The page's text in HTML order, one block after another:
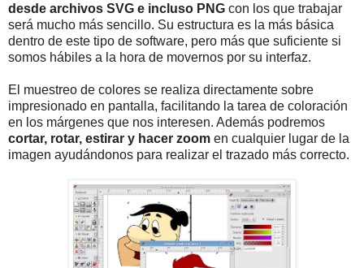
desde archivos SVG e incluso PNG con los que trabajar
será mucho más sencillo. Su estructura es la más básica
dentro de este tipo de software, pero más que suficiente si
somos hábiles a la hora de movernos por su interfaz.
El muestreo de colores se realiza directamente sobre
impresionado en pantalla, facilitando la tarea de coloración
en los márgenes que nos interesen. Además podremos
cortar, rotar, estirar y hacer zoom en cualquier lugar de la
imagen ayudándonos para realizar el trazado más correcto.